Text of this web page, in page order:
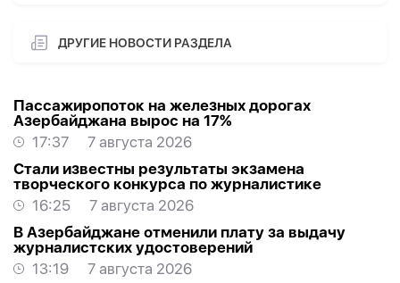
ДРУГИЕ НОВОСТИ РАЗДЕЛА
Пассажиропоток на железных дорогах
Азербайджана вырос на 17%
17:37
7 августа 2026
Стали известны результаты экзамена
творческого конкурса по журналистике
16:25
7 августа 2026
В Азербайджане отменили плату за выдачу
журналистских удостоверений
13:19
7 августа 2026